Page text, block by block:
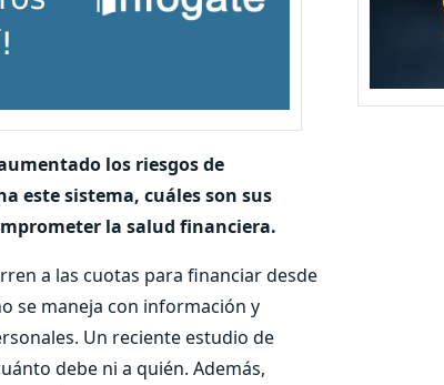
los riesgos de
este sistema, cuáles son sus
la salud financiera.
a las cuotas para financiar desde
se maneja con información y
Un reciente estudio de
debe ni a quién. Además,